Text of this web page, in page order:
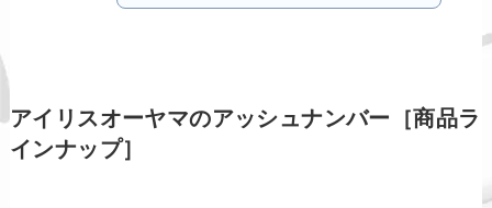
アイリスオーヤマのアッシュナンバー［商品ラ
インナップ］